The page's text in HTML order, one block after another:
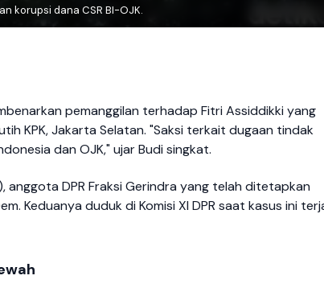
korupsi dana CSR BI-OJK.
pemanggilan terhadap Fitri Assiddikki yang
KPK, Jakarta Selatan. "Saksi terkait dugaan tindak
dan OJK," ujar Budi singkat.
anggota DPR Fraksi Gerindra yang telah ditetapkan
Keduanya duduk di Komisi XI DPR saat kasus ini